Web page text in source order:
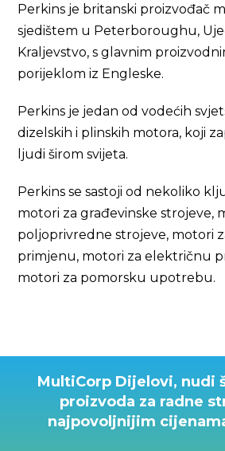
Perkins je britanski proizvođač
sjedištem u Peterboroughu,
Kraljevstvo, s glavnim
porijeklom iz Engleske.
Perkins je jedan od vodećih
dizelskih i plinskih motora, koji
ljudi širom svijeta.
Perkins se sastoji od nekoliko
motori za građevinske strojeve,
poljoprivredne strojeve, motori
primjenu, motori za električnu
motori za pomorsku upotrebu.
MultiCorp Dijelovi, nudi
proizvoda za radne
najpovoljnijim